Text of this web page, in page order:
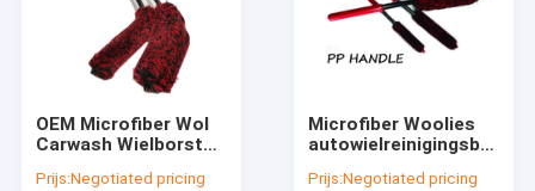
OEM Microfiber Wol
Carwash Wielborstel
Prijs:Negotiated pricing
Microfiber Woolies
Prijs:Negotiated pricing